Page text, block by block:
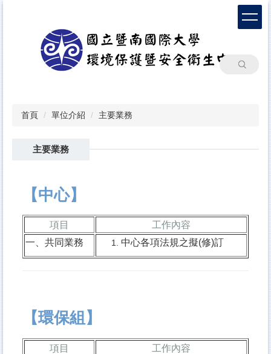
搜尋
首頁 單位介紹 主要業務
主要業務
【中心】
項目
工作內容
一、共同業務
中心各項法規之擬(修)訂
【環保組】
項目 工作內容